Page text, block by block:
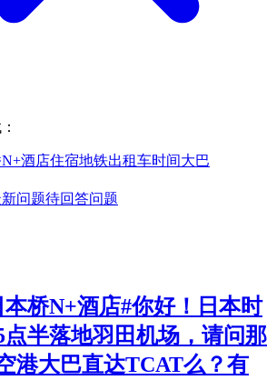
酒店住宿地铁出租车时间大巴
问题待回答问题
本桥N+酒店#你好！日本时
点半落地羽田机场，请问那
港大巴直达TCAT么？有